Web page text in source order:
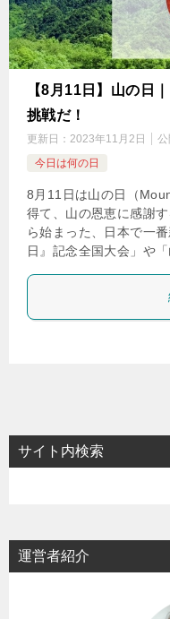
【8月11日】山の日
挑戦だ！
更新日： 2023年11月2日 公
今日は何の日
8月11日は山の日（
得て、山の恩恵に感謝
ら始まった、日本で一
日』記念全国大会」や
サイト内検索
運営者紹介